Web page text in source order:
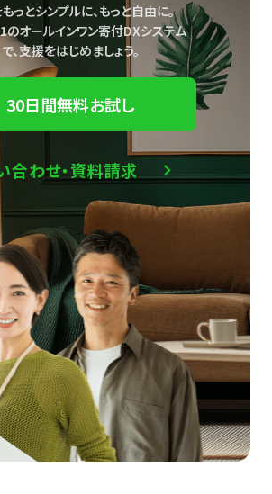
っとシンプルに、もっと自由に。
オールインワン寄付DXシステム
で、支援をはじめましょう。
30日間無料お試し
合わせ・資料請求